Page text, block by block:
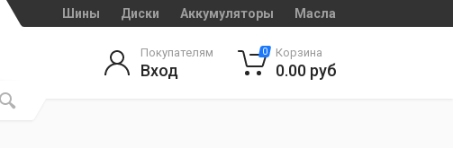
Шины Диски Аккумуляторы Масла
Покупателям
Вход
0 Корзина
0.00 руб